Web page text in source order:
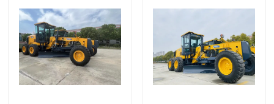
Visite de l'usine
Contrôle de la qualité
Nous contacter